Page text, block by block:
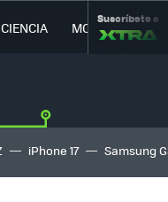
CIENCIA MOVILIDAD
Suscríbete a
iPhone 17 Samsung